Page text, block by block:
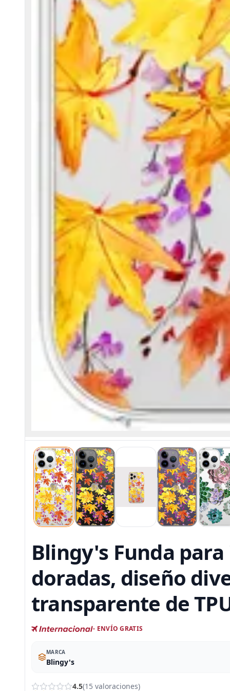
Blingy's Funda
doradas, diseño
transparente de
- ENVÍO GRATIS
MARCA
Blingy's
4.5(15 valoraciones)